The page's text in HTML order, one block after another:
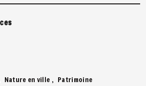
Nature en ville Patrimoine